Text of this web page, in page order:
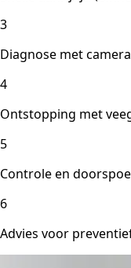
3
Diagnose met
4
Ontstopping met
5
Controle en
6
Advies voor